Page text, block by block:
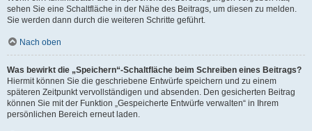
sehen Sie eine Schaltfläche in der Nähe des Beitrags, um diesen zu melden.
Sie werden dann durch die weiteren Schritte geführt.
Nach oben
Was bewirkt die „Speichern“-Schaltfläche beim Schreiben eines Beitrags?
Hiermit können Sie die geschriebene Entwürfe speichern und zu einem
späteren Zeitpunkt vervollständigen und absenden. Den gesicherten Beitrag
können Sie mit der Funktion „Gespeicherte Entwürfe verwalten“ in Ihrem
persönlichen Bereich erneut laden.